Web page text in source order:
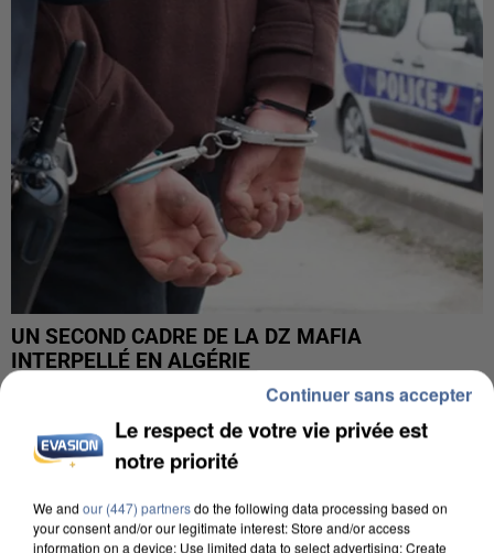
UN SECOND CADRE DE LA DZ MAFIA
INTERPELLÉ EN ALGÉRIE
Le respect de votre vie privée est
notre priorité
We and our (447) partnersdo the following data processing based on
your consent and/or our legitimate interest: Store and/or access
information on a device; Use limited data to select advertising; Create
Continuer sans accepter